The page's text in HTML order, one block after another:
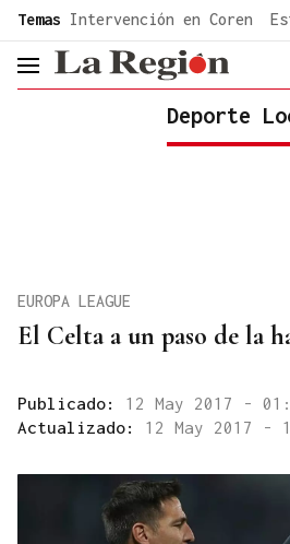
common.go-to-content
Temas Intervención en Coren
header.menu.open
Deporte
El Celta a un paso de la
EUROPA LEAGUE
Publicado: 12 May 2017 -
Actualizado: 12 May 2017 -